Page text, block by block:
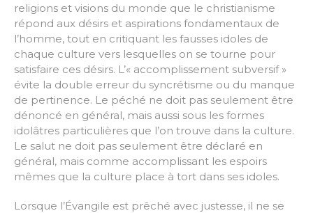
religions et visions du monde que le christianisme
répond aux désirs et aspirations fondamentaux de
l’homme, tout en critiquant les fausses idoles de
chaque culture vers lesquelles on se tourne pour
satisfaire ces désirs. L’« accomplissement subversif »
évite la double erreur du syncrétisme ou du manque
de pertinence. Le péché ne doit pas seulement être
dénoncé en général, mais aussi sous les formes
idolâtres particulières que l’on trouve dans la culture.
Le salut ne doit pas seulement être déclaré en
général, mais comme accomplissant les espoirs
mêmes que la culture place à tort dans ses idoles.
Lorsque l’Évangile est prêché avec justesse, il ne se